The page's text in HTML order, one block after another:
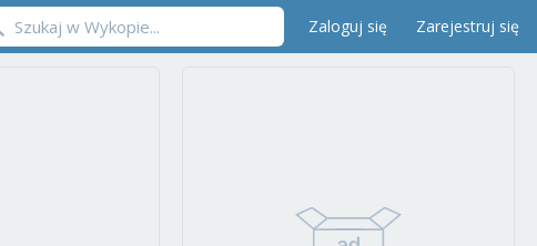
Zaloguj się Zarejestruj się